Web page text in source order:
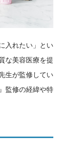
入れたい」とい
な美容医療を提
生が監修してい
監修の経緯や特